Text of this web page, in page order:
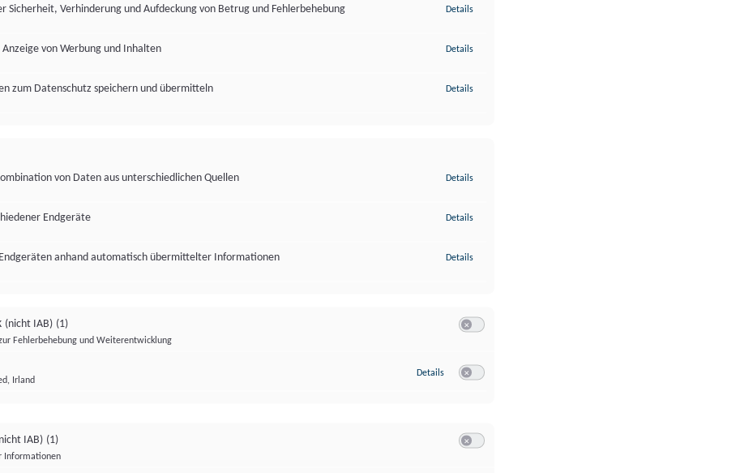
Sicherheit, Verhinderung und Aufdeckung von Betrug und Fehlerbehebung
Details
von Werbung und Inhalten Details
zum Datenschutz speichern und übermitteln Details
von Daten aus unterschiedlichen Quellen
Details
Endgeräte Details
anhand automatisch übermittelter Informationen Details
(nicht IAB) (1)
Fehlerbehebung und Weiterentwicklung
Irland
Details zu Google Analytics
IAB) (1)
Informationen